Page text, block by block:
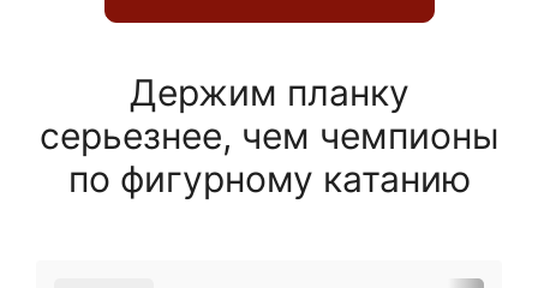
Держим планку
серьезнее, чем чемпионы
по фигурному катанию